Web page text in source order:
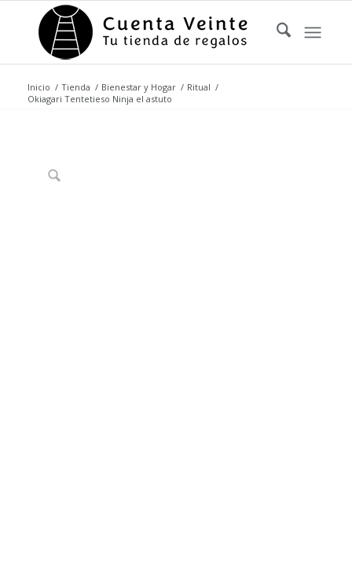
Inicio / Tienda / Bienestar y Hogar / Ritual /
Okiagari Tentetieso Ninja el astuto